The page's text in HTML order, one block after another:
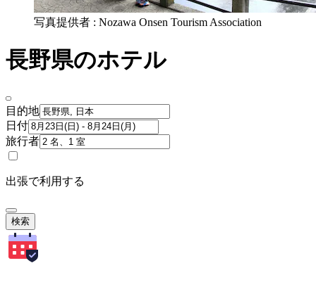
写真提供者 : Nozawa Onsen Tourism Association
長野県のホテル
目的地
日付
旅行者
出張で利用する
検索